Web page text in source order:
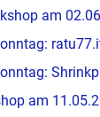
am
am